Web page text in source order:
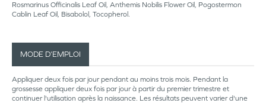
Rosmarinus Officinalis Leaf Oil, Anthemis Nobilis Flower Oil, Pogostermon
Cablin Leaf Oil, Bisabolol, Tocopherol.
MODE D’EMPLOI
Appliquer deux fois par jour pendant au moins trois mois. Pendant la
grossesse appliquer deux fois par jour à partir du premier trimestre et
continuer l'utilisation après la naissance. Les résultats peuvent varier d'une